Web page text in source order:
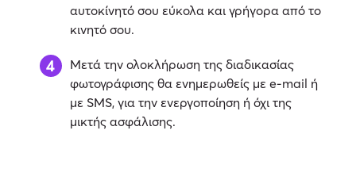
αυτοκίνητό σου εύκολα και γρήγορα από το
κινητό σου.
Μετά την ολοκλήρωση της διαδικασίας
φωτογράφισης θα ενημερωθείς με e-mail ή
με SMS, για την ενεργοποίηση ή όχι της
μικτής ασφάλισης.